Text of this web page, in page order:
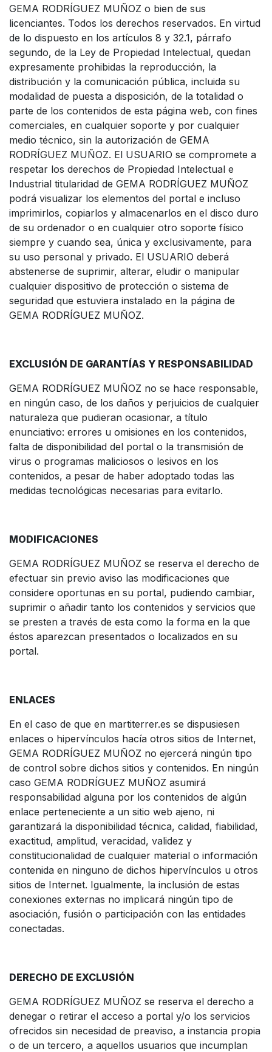
GEMA RODRÍGUEZ MUÑOZ o bien de sus
licenciantes. Todos los derechos reservados. En virtud
de lo dispuesto en los artículos 8 y 32.1, párrafo
segundo, de la Ley de Propiedad Intelectual, quedan
expresamente prohibidas la reproducción, la
distribución y la comunicación pública, incluida su
modalidad de puesta a disposición, de la totalidad o
parte de los contenidos de esta página web, con fines
comerciales, en cualquier soporte y por cualquier
medio técnico, sin la autorización de GEMA
RODRÍGUEZ MUÑOZ. El USUARIO se compromete a
respetar los derechos de Propiedad Intelectual e
Industrial titularidad de GEMA RODRÍGUEZ MUÑOZ
podrá visualizar los elementos del portal e incluso
imprimirlos, copiarlos y almacenarlos en el disco duro
de su ordenador o en cualquier otro soporte físico
siempre y cuando sea, única y exclusivamente, para
su uso personal y privado. El USUARIO deberá
abstenerse de suprimir, alterar, eludir o manipular
cualquier dispositivo de protección o sistema de
seguridad que estuviera instalado en la página de
GEMA RODRÍGUEZ MUÑOZ.
EXCLUSIÓN DE GARANTÍAS Y RESPONSABILIDAD
GEMA RODRÍGUEZ MUÑOZ no se hace responsable,
en ningún caso, de los daños y perjuicios de cualquier
naturaleza que pudieran ocasionar, a título
enunciativo: errores u omisiones en los contenidos,
falta de disponibilidad del portal o la transmisión de
virus o programas maliciosos o lesivos en los
contenidos, a pesar de haber adoptado todas las
medidas tecnológicas necesarias para evitarlo.
MODIFICACIONES
GEMA RODRÍGUEZ MUÑOZ se reserva el derecho de
efectuar sin previo aviso las modificaciones que
considere oportunas en su portal, pudiendo cambiar,
suprimir o añadir tanto los contenidos y servicios que
se presten a través de esta como la forma en la que
éstos aparezcan presentados o localizados en su
portal.
ENLACES
En el caso de que en martiterrer.es se dispusiesen
enlaces o hipervínculos hacía otros sitios de Internet,
GEMA RODRÍGUEZ MUÑOZ no ejercerá ningún tipo
de control sobre dichos sitios y contenidos. En ningún
caso GEMA RODRÍGUEZ MUÑOZ asumirá
responsabilidad alguna por los contenidos de algún
enlace perteneciente a un sitio web ajeno, ni
garantizará la disponibilidad técnica, calidad, fiabilidad,
exactitud, amplitud, veracidad, validez y
constitucionalidad de cualquier material o información
contenida en ninguno de dichos hipervínculos u otros
sitios de Internet. Igualmente, la inclusión de estas
conexiones externas no implicará ningún tipo de
asociación, fusión o participación con las entidades
conectadas.
DERECHO DE EXCLUSIÓN
GEMA RODRÍGUEZ MUÑOZ se reserva el derecho a
denegar o retirar el acceso a portal y/o los servicios
ofrecidos sin necesidad de preaviso, a instancia propia
o de un tercero, a aquellos usuarios que incumplan